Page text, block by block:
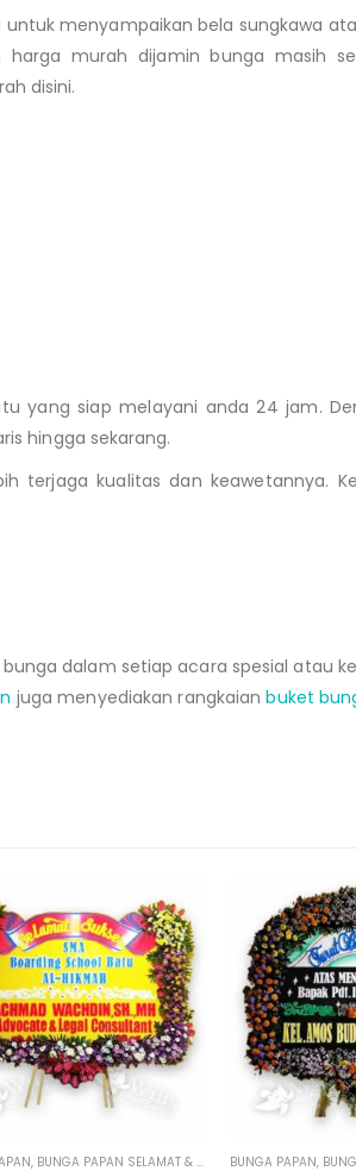
untukmenyampaikan bela sungkawa
murah dijamin bunga masih
disini.
yang siap melayani anda 24 jam.
hingga sekarang.
terjaga kualitas dan keawetannya.
dalam setiap acara spesial atau
juga menyediakan rangkaianbuket
, BUNGA PAPAN DUKA CITA BUNGA PAPAN,